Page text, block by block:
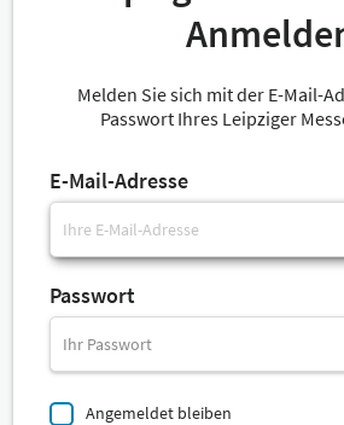
Melden Sie sich mit der E-Mail-
Passwort Ihres Leipziger
E-Mail-Adresse
Passwort
Angemeldet bleiben